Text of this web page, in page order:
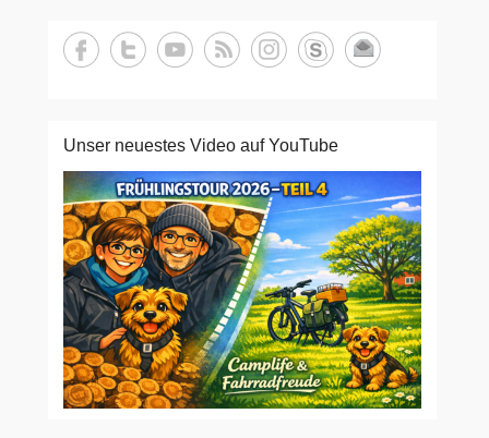
Unser neuestes Video auf YouTube